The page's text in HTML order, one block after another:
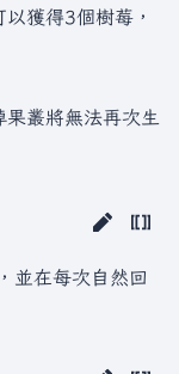
獲得3個樹莓，
叢將無法再次生
並在每次自然回